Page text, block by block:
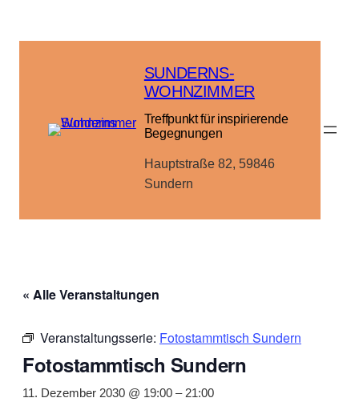
SUNDERNS-
WOHNZIMMER
Treffpunkt für inspirierende
Begegnungen
Hauptstraße 82, 59846
Sundern
« Alle Veranstaltungen
Veranstaltungsserie: Fotostammtisch Sundern
Fotostammtisch Sundern
11. Dezember 2030 @ 19:00 – 21:00